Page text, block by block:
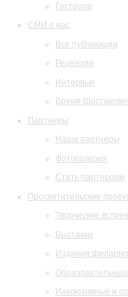
Гастроли
СМИ о нас
Все публикации
Рецензии
Интервью
Время
Партнеры
Наши партнеры
Фотогалерея
Стать партнером
Просветительские
Творческие
Выставки
Издания
Инклюзивные и